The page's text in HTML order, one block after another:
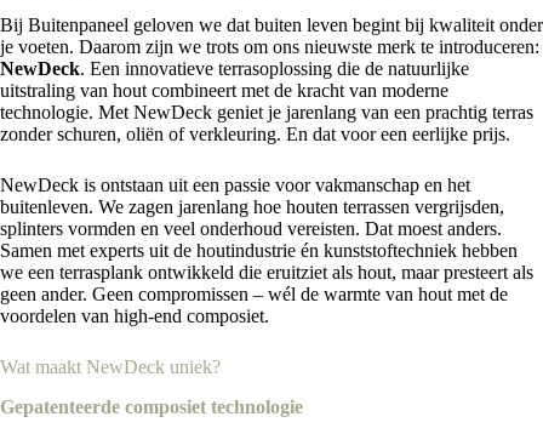
Bij Buitenpaneel geloven we dat buiten leven begint bij kwaliteit onder
je voeten. Daarom zijn we trots om ons nieuwste merk te introduceren:
NewDeck. Een innovatieve terrasoplossing die de natuurlijke
uitstraling van hout combineert met de kracht van moderne
technologie. Met NewDeck geniet je jarenlang van een prachtig terras
zonder schuren, oliën of verkleuring. En dat voor een eerlijke prijs.
NewDeck is ontstaan uit een passie voor vakmanschap en het
buitenleven. We zagen jarenlang hoe houten terrassen vergrijsden,
splinters vormden en veel onderhoud vereisten. Dat moest anders.
Samen met experts uit de houtindustrie én kunststoftechniek hebben
we een terrasplank ontwikkeld die eruitziet als hout, maar presteert als
geen ander. Geen compromissen – wél de warmte van hout met de
voordelen van high-end composiet.
Wat maakt NewDeck uniek?
Gepatenteerde composiet technologie